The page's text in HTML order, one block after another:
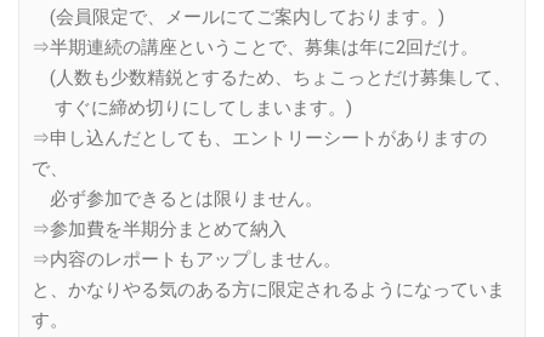
(会員限定で、メールにてご案内しております。)
⇒半期連続の講座ということで、募集は年に2回だけ。
(人数も少数精鋭とするため、ちょこっとだけ募集して、
すぐに締め切りにしてしまいます。)
⇒申し込んだとしても、エントリーシートがありますの
で、
必ず参加できるとは限りません。
⇒参加費を半期分まとめて納入
⇒内容のレポートもアップしません。
と、かなりやる気のある方に限定されるようになっていま
す。